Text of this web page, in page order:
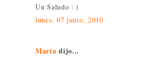
Un Saludo : )
lunes, 07 junio, 2010
Marta dijo...